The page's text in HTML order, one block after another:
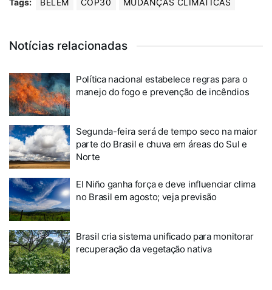
Notícias relacionadas
Política nacional estabelece regras para o
manejo do fogo e prevenção de incêndios
Segunda-feira será de tempo seco na maior
parte do Brasil e chuva em áreas do Sul e
Norte
El Niño ganha força e deve influenciar clima
no Brasil em agosto; veja previsão
Brasil cria sistema unificado para monitorar
recuperação da vegetação nativa